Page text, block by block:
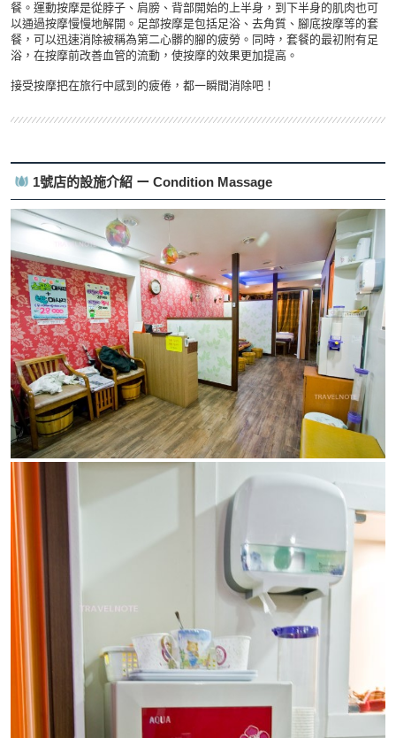
餐。運動按摩是從脖子、肩膀、背部開始的上半身，到下半身的肌肉也可
以通過按摩慢慢地解開。足部按摩是包括足浴、去角質、腳底按摩等的套
餐，可以迅速消除被稱為第二心髒的腳的疲勞。同時，套餐的最初附有足
浴，在按摩前改善血管的流動，使按摩的效果更加提高。
接受按摩把在旅行中感到的疲倦，都一瞬間消除吧！
1號店的設施介紹 ー Condition Massage